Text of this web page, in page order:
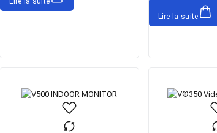
Lire la suite